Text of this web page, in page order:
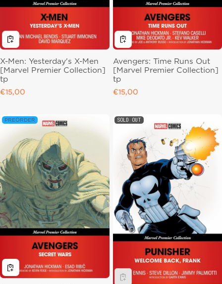
X-Men: Yesterday's X-Men
[Marvel Premier Collection]
tp
Regular price
€15,00
Avengers: Time Runs Out
[Marvel Premier Collection]
tp
Regular price
€15,00
PREORDER SOLD OUT